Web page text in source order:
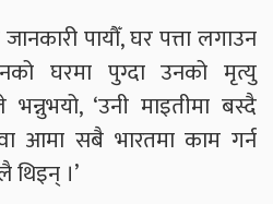
पायौँ, घर पत्ता लगाउन
घरमा पुग्दा उनको मृत्यु
‘उनी माइतीमा बस्दै
आमा सबै भारतमा काम गर्न
।’